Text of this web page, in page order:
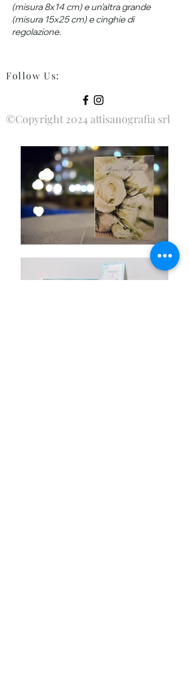
(misura 8x14 cm) e un'altra grande
(misura 15x25 cm) e cinghie di
regolazione.
Follow Us:
©Copyright 2024 attisanografia srl